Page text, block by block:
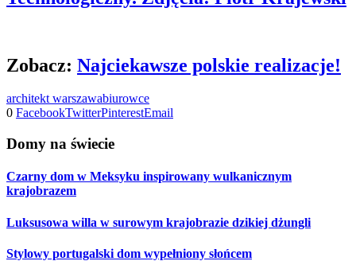
Zobacz: Najciekawsze polskie realizacje!
architekt warszawabiurowce
0 FacebookTwitterPinterestEmail
Domy na świecie
Czarny dom w Meksyku inspirowany wulkanicznym
krajobrazem
Luksusowa willa w surowym krajobrazie dzikiej dżungli
Stylowy portugalski dom wypełniony słońcem